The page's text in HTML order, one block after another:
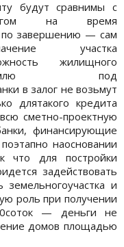
будут сравнимы с
на время
по завершению — сам
участка
жилищного
Землю под
в залог не возьмут
длятакого кредита
сметно-проектную
финансирующие
наосновании
что для постройки
задействовать
и
роль при получении
— деньги не
домов площадью